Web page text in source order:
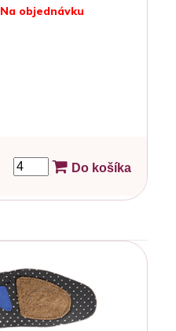
Na objednávku
Do košíka